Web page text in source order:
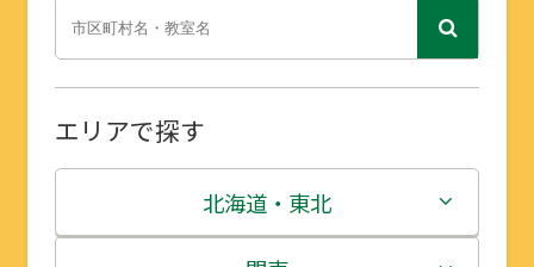
エリアで探す
北海道・東北